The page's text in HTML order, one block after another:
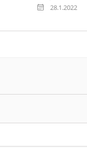
28.1.2022